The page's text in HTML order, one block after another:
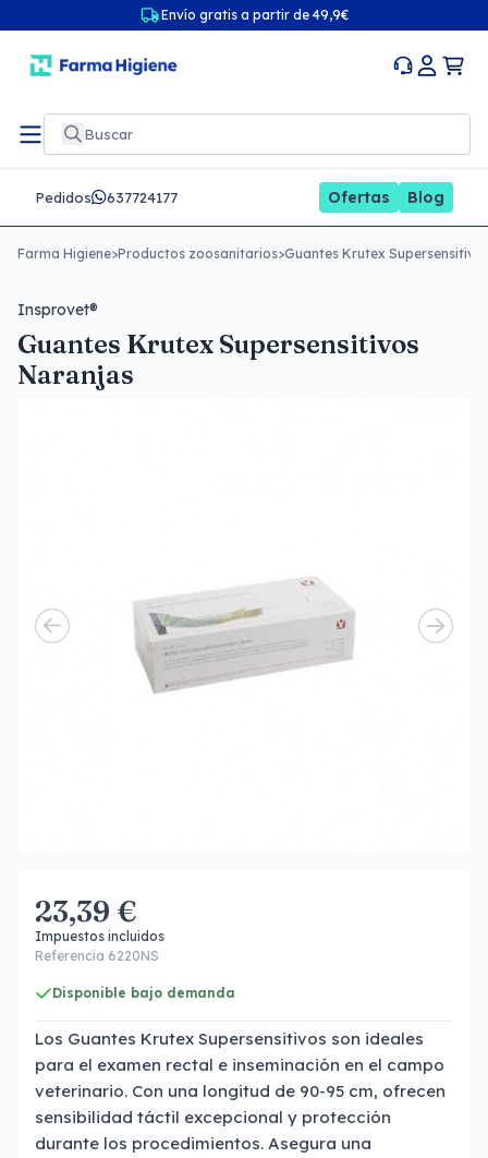
Envío gratis a partir de 49,9€
Pedidos 637724177 Ofertas Blog
Farma Higiene>Productos zoosanitarios>Guantes Krutex
Insprovet®
Guantes Krutex Supersensitivos
Naranjas
23,39 €
Impuestos incluidos
Referencia 6220NS
Disponible bajo demanda
Los Guantes Krutex Supersensitivos son ideales
para el examen rectal e inseminación en el campo
veterinario. Con una longitud de 90-95 cm, ofrecen
sensibilidad táctil excepcional y protección
durante los procedimientos. Asegura una